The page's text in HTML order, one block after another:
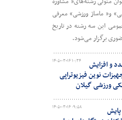
و« ماساژ ورزشی» معرفی
این سه رشته در تاریخ
۱۴۰۵-۰۳-۱۶ ۱۰:۳۴
و افزایش
نوین فیزیوتراپی
ورزشی گیلان
۱۴۰۵-۰۳-۱۶ ۰۹:۵۸